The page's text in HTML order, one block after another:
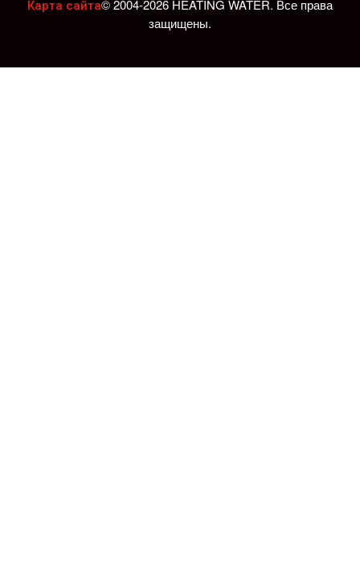
Карта сайта© 2004-2026 HEATING WATER. Все права
защищены.